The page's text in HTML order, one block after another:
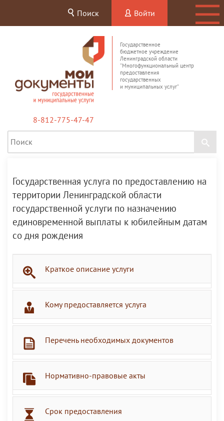
Поиск Войти
Государственное
бюджетное учреждение
Ленинградской области
"Многофункциональный центр
предоставления
государственных
и муниципальных услуг"
8-812-775-47-47
Государственная услуга по предоставлению на
территории Ленинградской области
государственной услуги по назначению
единовременной выплаты к юбилейным датам
со дня рождения
Краткое описание услуги
Кому предоставляется услуга
Перечень необходимых документов
Нормативно-правовые акты
Срок предоставления